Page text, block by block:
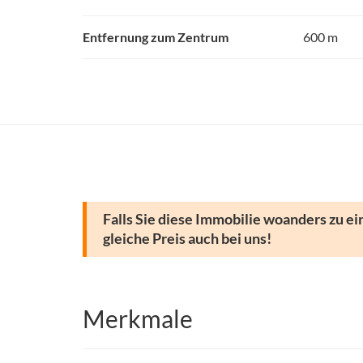
Entfernung zum Zentrum 600 m
Falls Sie diese Immobilie woanders zu
gleiche Preis auch bei uns!
Merkmale